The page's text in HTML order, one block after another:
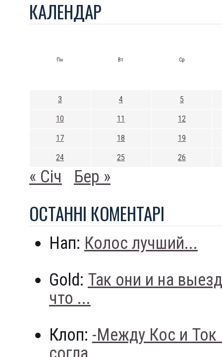
КАЛЕНДАР
Пн Вт Ср
3 4 5
10 11 12
17 18 19
24 25 26
« Січ Бер »
ОСТАННI КОМЕНТАРI
Нап: Колос лучший...
Gold: Так они и на
что ...
Клоп: -Между Кос и
согла...